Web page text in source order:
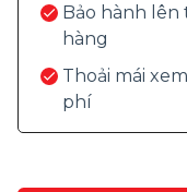
Bảo hành lên
hàng
Thoải mái
phí